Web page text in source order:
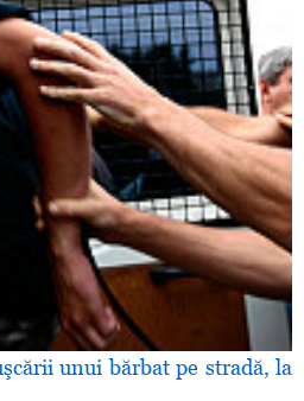
unui bărbat pe stradă, la